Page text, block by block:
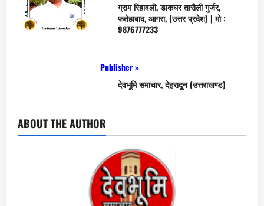
ग्राम रिहावली, डाकघर तारौली गुर्जर,
फतेहाबाद, आगरा, (उत्तर प्रदेश) | मो :
9876777233
Publisher »
देवभूमि समाचार, देहरादून (उत्तराखण्ड)
ABOUT THE AUTHOR